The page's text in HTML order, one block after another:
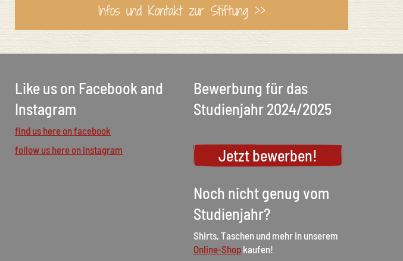
Infos und Kontakt zur Stiftung >>
Like us on Facebook and
Instagram
find us here on facebook
follow us here on instagram
Bewerbung für das
Studienjahr 2024/2025
Jetzt bewerben!
Noch nicht genug vom
Studienjahr?
Shirts, Taschen und mehr in unserem
Online-Shopkaufen!